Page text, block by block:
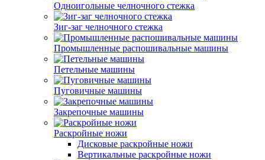
Одноигольные челночного стежка
Зиг-заг челночного стежка
Промышленные распошивальные машины
Петельные машины
Пуговичные машины
Закрепочные машины
Раскройные ножи
Дисковые раскройные ножи
Вертикальные раскройные ножи